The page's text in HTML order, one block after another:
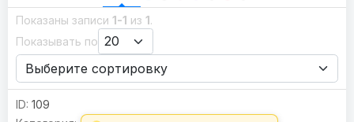
Показаны записи 1-1 из 1.
Показывать по
109